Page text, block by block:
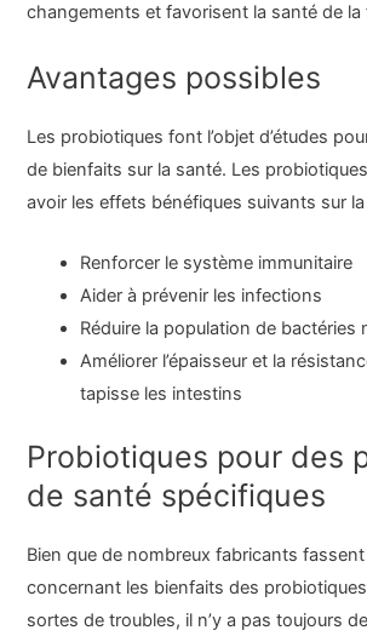
changements et favorisent la santé de la
Avantages possibles
Les probiotiques font l’objet d’études
de bienfaits sur la santé. Les
avoir les effets bénéfiques suivants sur
Renforcer le système immunitaire
Aider à prévenir les infections
Réduire la population de bactéries
Améliorer l’épaisseur et la
tapisse les intestins
Probiotiques pour des
de santé spécifiques
Bien que de nombreux fabricants
concernant les bienfaits des
sortes de troubles, il n’y a pas toujours